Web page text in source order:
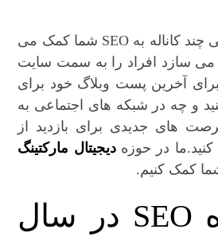
یک استراتژی بازاریابی چند کاناله به SEO شما کمک می
می سازد افراد را به سمت سایت
آخرین پست وبلاگ خود برای
و چه در شبکه های اجتماعی به
های جدیدی برای بازدید از
در حوزهدیجیتال مارکتینگ
کمک کنیم.
برای آینده SEO در سال